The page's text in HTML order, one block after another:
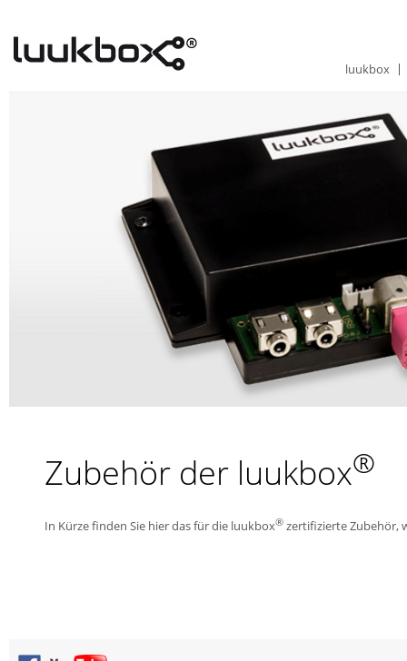
luukbox
Zubehör der luukbox®
In Kürze finden Sie hier das für die luukbox® zertifizierte Zubehör,